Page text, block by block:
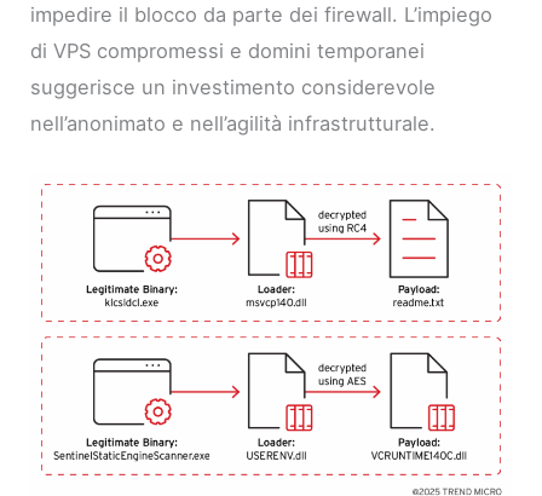
impedire il blocco da parte dei firewall. L’impiego
di VPS compromessi e domini temporanei
suggerisce un investimento considerevole
nell’anonimato e nell’agilità infrastrutturale.